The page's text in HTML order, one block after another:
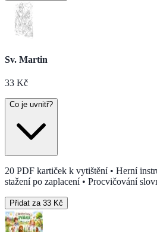
Sv. Martin
33 Kč
Co je uvnitř?
20 PDF kartiček k vytištění • Herní
stažení po zaplacení • Procvičování
Přidat za 33 Kč